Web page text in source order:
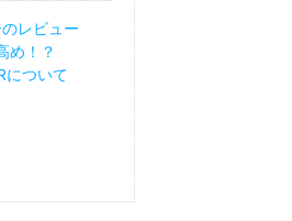
レビュー
め！？
について